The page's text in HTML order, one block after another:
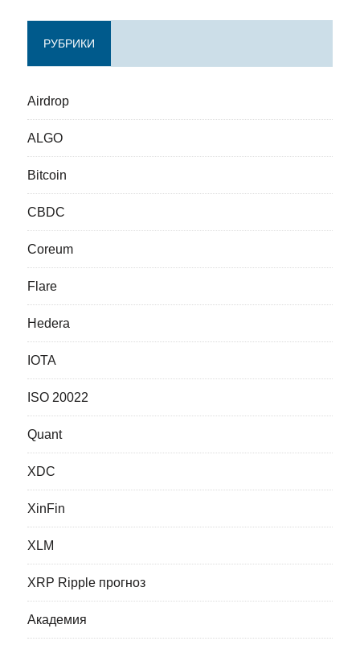
РУБРИКИ
Airdrop
ALGO
Bitcoin
CBDC
Coreum
Flare
Hedera
IOTA
ISO 20022
Quant
XDC
XinFin
XLM
XRP Ripple прогноз
Академия